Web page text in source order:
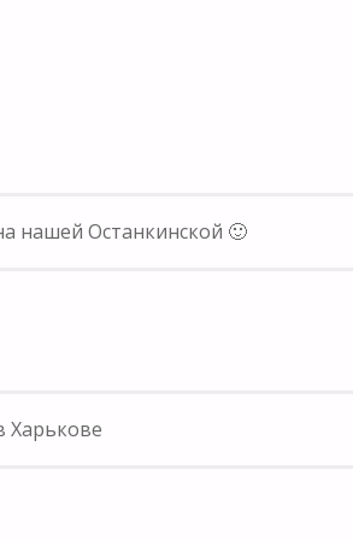
нашей Останкинской 🙂
Харькове